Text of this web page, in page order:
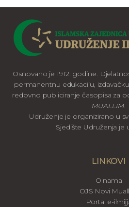
Osnovano je 1912. godine.
permanentnu edukaciju,
redovno publiciranje časopisa za
MUALLIM.
Udruženje je organizirano u
Sjedište Udruženja je
LINKOVI
O nama
OJS Novi
Portal e-